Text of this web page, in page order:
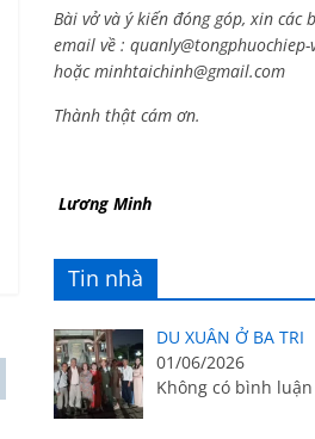
Bài vở và ý kiến đóng góp, xin các
email về :
hoặcminhtaichinh@gmail.com
Thành thật cám ơn.
Lương Minh
Tin nhà
DU XUÂN Ở BA TRI
01/06/2026
Không có bình luận